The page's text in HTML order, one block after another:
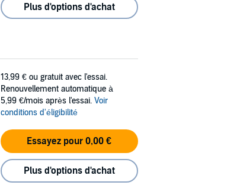
Plus d'options d'achat
13,99 € ou gratuit avec l'essai.
Renouvellement automatique à
5,99 €/mois après l'essai. Voir
conditions d'éligibilité
Essayez pour 0,00 €
Plus d'options d'achat